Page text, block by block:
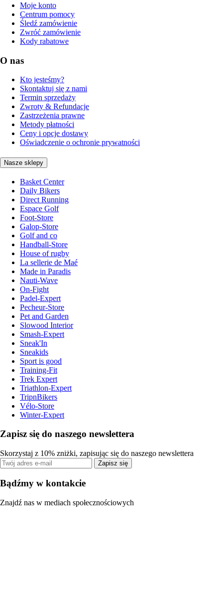
Moje konto
Centrum pomocy
Śledź zamówienie
Zwróć zamówienie
Kody rabatowe
O nas
Kto jesteśmy?
Skontaktuj się z nami
Termin sprzedaży
Zwroty & Refundacje
Zastrzeżenia prawne
Metody płatności
Ceny i opcje dostawy
Oświadczenie o ochronie prywatności
Nasze sklepy
Basket Center
Daily Bikers
Direct Running
Espace Golf
Foot-Store
Galop-Store
Golf and co
Handball-Store
House of rugby
La sellerie de Maé
Made in Paradis
Nauti-Wave
On-Fight
Padel-Expert
Pecheur-Store
Pet and Garden
Slowood Interior
Smash-Expert
Sneak'In
Sneakids
Sport is good
Training-Fit
Trek Expert
Triathlon-Expert
TripnBikers
Vélo-Store
Winter-Expert
Zapisz się do naszego newslettera
Skorzystaj z 10% zniżki, zapisując się do naszego newslettera
Zapisz się
Bądźmy w kontakcie
Znajdź nas w mediach społecznościowych